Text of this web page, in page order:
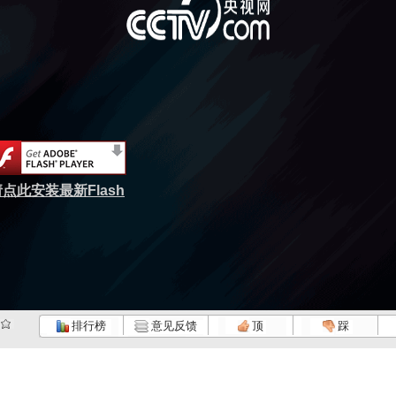
点此安装最新Flash
排行榜 意见反馈 顶 踩